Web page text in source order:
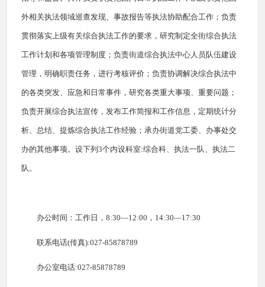
外相关执法领域巡查发现、事故报告等执法协助配合工作；负责
贯彻落实上级有关综合执法工作的要求，研究制定全街综合执法
工作计划和各项管理制度；负责街道综合执法中心人员队伍建设
管理，明确职责任务，进行考核评价；负责协调解决综合执法中
的各类突发、应急和日常事件，研究各类重大事项、重要问题；
负责开展综合执法宣传，发布工作简报和工作信息，定期统计分
析、总结、提炼综合执法工作经验；承办街道党工委、办事处交
办的其他事项。设下列3个内设科室:综合科、执法一队、执法二
队。
办公时间：工作日，8:30—12:00，14:30—17:30
联系电话(传真):027-85878789
办公室电话:027-85878789